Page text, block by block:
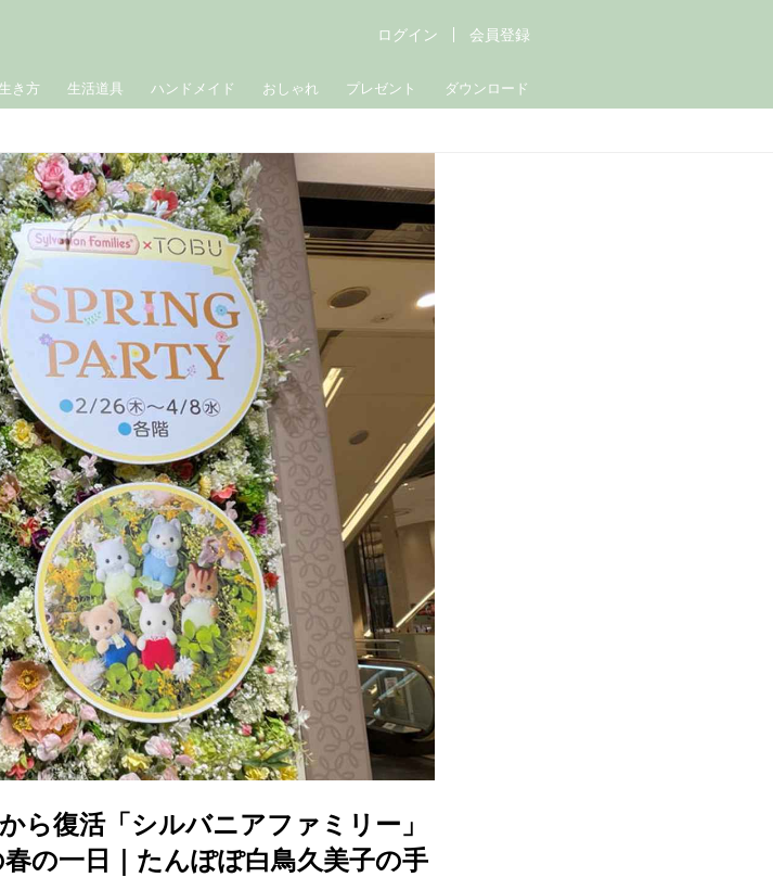
き方 生活道具 ハンドメイド おしゃれ プレゼント ダウンロード
ログイン 会員登録
ら復活「シルバニアファミリー」
の一日｜たんぽぽ白鳥久美子の手